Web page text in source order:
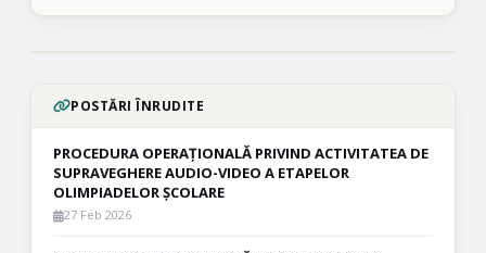
POSTĂRI ÎNRUDITE
PROCEDURA OPERAȚIONALĂ PRIVIND ACTIVITATEA DE
SUPRAVEGHERE AUDIO-VIDEO A ETAPELOR
OLIMPIADELOR ȘCOLARE
27 Feb 2026